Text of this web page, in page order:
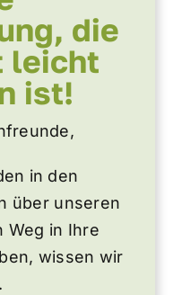
die
leicht
ist!
in den
über unseren
Weg in Ihre
wissen wir